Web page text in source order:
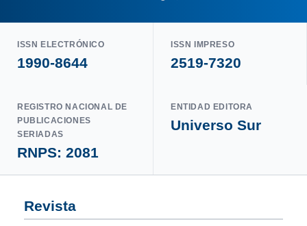
ISSN ELECTRÓNICO
1990-8644
ISSN IMPRESO
2519-7320
REGISTRO NACIONAL DE
PUBLICACIONES
SERIADAS
RNPS: 2081
ENTIDAD EDITORA
Universo Sur
Revista